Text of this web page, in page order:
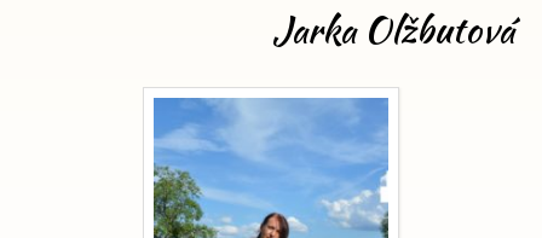
Jarka Olžbutová